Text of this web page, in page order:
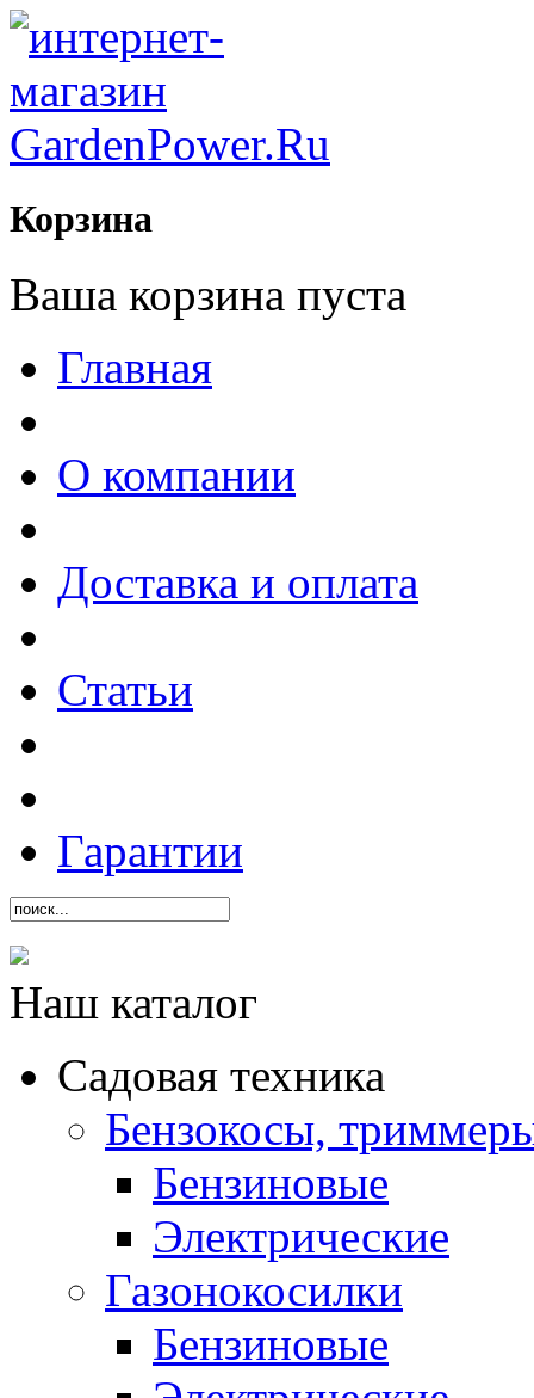
Корзина
Ваша корзина пуста
Главная
О компании
Доставка и оплата
Статьи
Гарантии
Наш каталог
Садовая техника
Бензокосы,
Бензиновые
Электрические
Газонокосилки
Бензиновые